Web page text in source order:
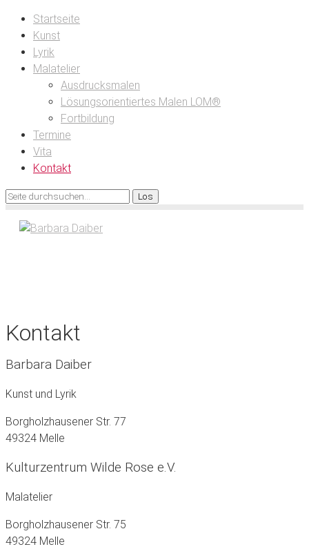
Startseite
Kunst
Lyrik
Malatelier
Ausdrucksmalen
Lösungsorientiertes Malen LOM®
Fortbildung
Termine
Vita
Kontakt
Kontakt
Barbara Daiber
Kunst und Lyrik
Borgholzhausener Str. 77
49324 Melle
Kulturzentrum Wilde Rose e.V.
Malatelier
Borgholzhausener Str. 75
49324 Melle